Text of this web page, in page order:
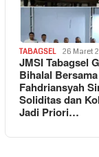
TABAGSEL 26 Maret
JMSI Tabagsel
Bihalal Bersama
Fahdriansyah
Soliditas dan
Jadi Priori…